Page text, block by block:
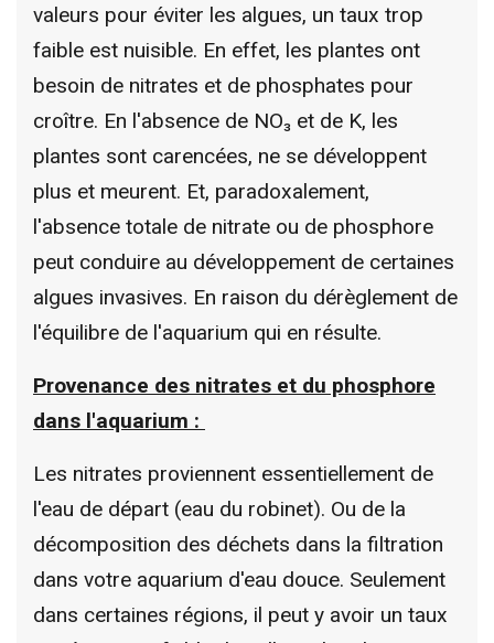
valeurs pour éviter les algues, un taux trop
faible est nuisible. En effet, les plantes ont
besoin de nitrates et de phosphates pour
croître. En l'absence de NO₃ et de K, les
plantes sont carencées, ne se développent
plus et meurent. Et, paradoxalement,
l'absence totale de nitrate ou de phosphore
peut conduire au développement de certaines
algues invasives. En raison du dérèglement de
l'équilibre de l'aquarium qui en résulte.
Provenance des nitrates et du phosphore
dans l'aquarium :
Les nitrates proviennent essentiellement de
l'eau de départ (eau du robinet). Ou de la
décomposition des déchets dans la filtration
dans votre aquarium d'eau douce. Seulement
dans certaines régions, il peut y avoir un taux